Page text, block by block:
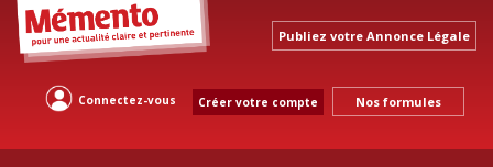
Publiez votre Annonce Légale
Connectez-vous Créer votre compte Nos formules